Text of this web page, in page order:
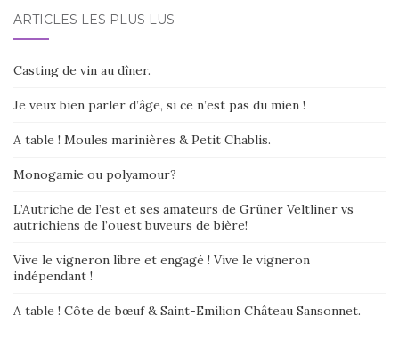
ARTICLES LES PLUS LUS
Casting de vin au dîner.
Je veux bien parler d’âge, si ce n’est pas du mien !
A table ! Moules marinières & Petit Chablis.
Monogamie ou polyamour?
L’Autriche de l’est et ses amateurs de Grüner Veltliner vs
autrichiens de l’ouest buveurs de bière!
Vive le vigneron libre et engagé ! Vive le vigneron
indépendant !
A table ! Côte de bœuf & Saint-Emilion Château Sansonnet.